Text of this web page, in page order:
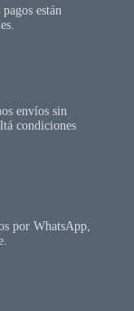
están
envíos sin
condiciones
por WhatsApp,